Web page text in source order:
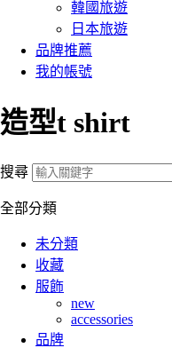
韓國旅遊
日本旅遊
品牌推薦
我的帳號
造型t shirt
搜尋
全部分類
未分類
收藏
服飾
new
accessories
品牌